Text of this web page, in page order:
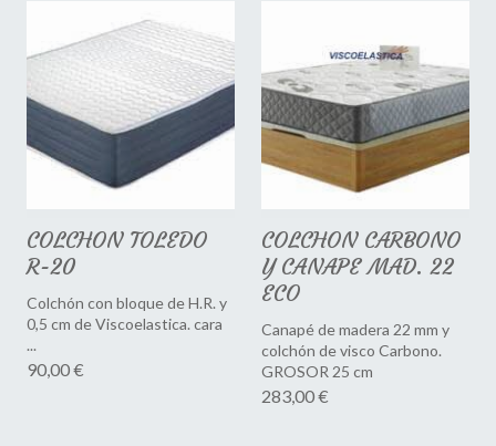
COLCHON TOLEDO
R-20
Colchón con bloque de H.R. y
0,5 cm de Viscoelastica. cara
...
90,00 €
COLCHON CARBONO
Y CANAPE MAD. 22
ECO
Canapé de madera 22 mm y
colchón de visco Carbono.
GROSOR 25 cm
283,00 €